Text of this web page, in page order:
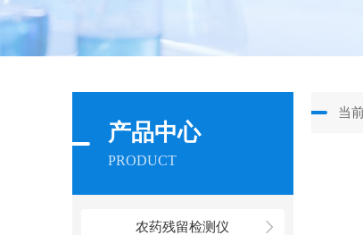
产品中心
PRODUCT
农药残留检测仪
当